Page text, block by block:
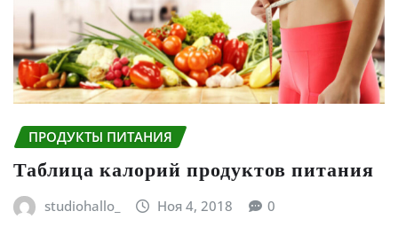
ПРОДУКТЫ ПИТАНИЯ
Таблица калорий продуктов питания
studiohallo_ Ноя 4, 2018 0